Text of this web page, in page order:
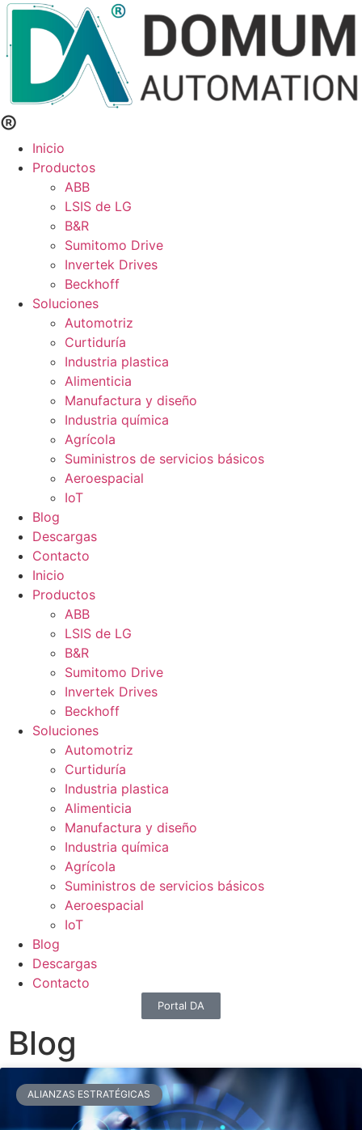
®
Inicio
Productos
ABB
LSIS de LG
B&R
Sumitomo Drive
Invertek Drives
Beckhoff
Soluciones
Automotriz
Curtiduría
Industria plastica
Alimenticia
Manufactura y diseño
Industria química
Agrícola
Suministros de servicios básicos
Aeroespacial
IoT
Blog
Descargas
Contacto
Inicio
Productos
ABB
LSIS de LG
B&R
Sumitomo Drive
Invertek Drives
Beckhoff
Soluciones
Automotriz
Curtiduría
Industria plastica
Alimenticia
Manufactura y diseño
Industria química
Agrícola
Suministros de servicios básicos
Aeroespacial
IoT
Blog
Descargas
Contacto
Portal DA
Blog
ALIANZAS ESTRATÉGICAS